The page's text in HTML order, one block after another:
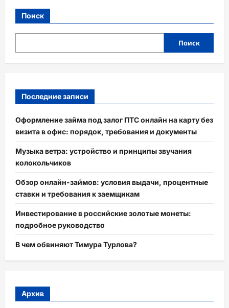
Поиск
Поиск
Последние записи
Оформление займа под залог ПТС онлайн на карту без
визита в офис: порядок, требования и документы
Музыка ветра: устройство и принципы звучания
колокольчиков
Обзор онлайн-займов: условия выдачи, процентные
ставки и требования к заемщикам
Инвестирование в российские золотые монеты:
подробное руководство
В чем обвиняют Тимура Турлова?
Архив